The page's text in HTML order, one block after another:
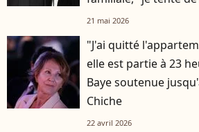
d'avis"
21 mai 2026
"J'ai quitté
elle est partie à 23
Baye soutenue
Chiche
22 avril 2026